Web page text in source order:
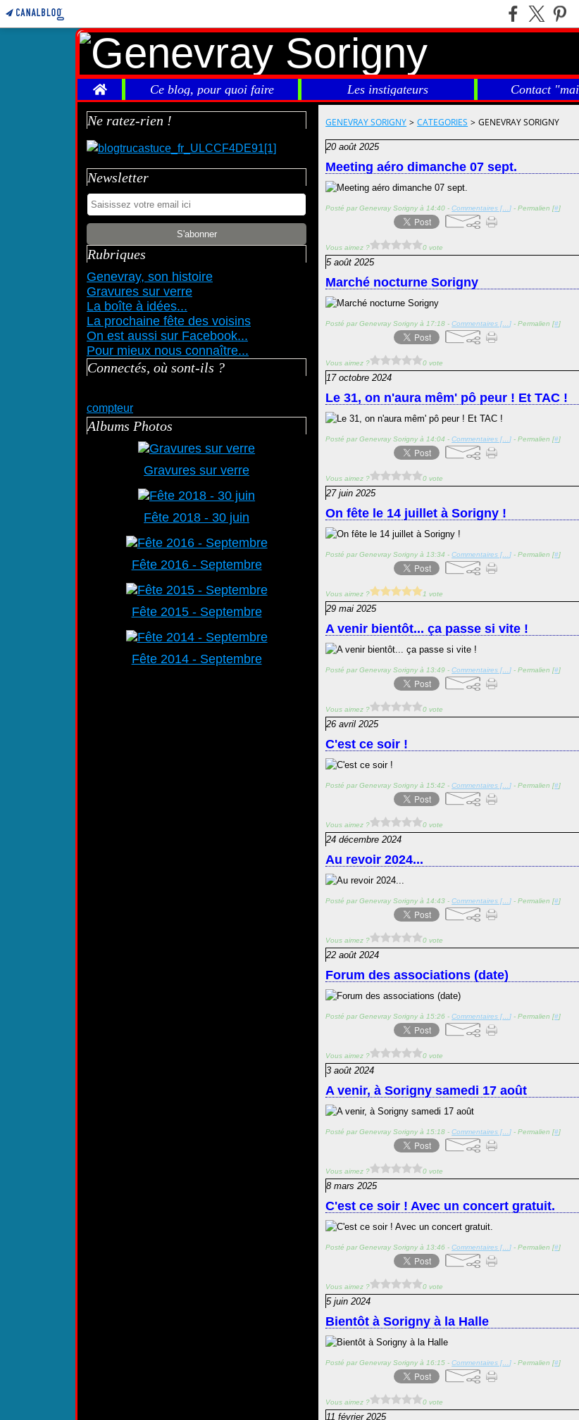
Home Ce blog, pour quoi faire Les instigateurs Contact
Ne ratez-rien !
Newsletter
Rubriques
Genevray, son histoire
Gravures sur verre
La boîte à idées...
La prochaine fête des voisins
On est aussi sur Facebook...
Pour mieux nous connaître...
Connectés, où sont-ils ?
compteur
Albums Photos
Gravures sur verre
Fête 2018 - 30 juin
Fête 2016 - Septembre
Fête 2015 - Septembre
Fête 2014 - Septembre
GENEVRAY SORIGNY > CATEGORIES > GENEVRAY SORIGNY
20 août 2025
Meeting aéro dimanche 07 sept.
Posté par Genevray Sorigny à 14:40 -Commentaires [… ] - Permalien [#]
Vous aimez ? 0 vote
5 août 2025
Marché nocturne Sorigny
Posté par Genevray Sorigny à 17:18 -Commentaires [… ] - Permalien [#]
Vous aimez ? 0 vote
17 octobre 2024
Le 31, on n'aura mêm' pô peur ! Et TAC !
Posté par Genevray Sorigny à 14:04 -Commentaires [… ] - Permalien [#]
Vous aimez ? 0 vote
27 juin 2025
On fête le 14 juillet à Sorigny !
Posté par Genevray Sorigny à 13:34 -Commentaires [… ] - Permalien [#]
Vous aimez ? 1 vote
29 mai 2025
A venir bientôt... ça passe si vite !
Posté par Genevray Sorigny à 13:49 -Commentaires [… ] - Permalien [#]
Vous aimez ? 0 vote
26 avril 2025
C'est ce soir !
Posté par Genevray Sorigny à 15:42 -Commentaires [… ] - Permalien [#]
Vous aimez ? 0 vote
24 décembre 2024
Au revoir 2024...
Posté par Genevray Sorigny à 14:43 -Commentaires [… ] - Permalien [#]
Vous aimez ? 0 vote
22 août 2024
Forum des associations (date)
Posté par Genevray Sorigny à 15:26 -Commentaires [… ] - Permalien [#]
Vous aimez ? 0 vote
3 août 2024
A venir, à Sorigny samedi 17 août
Posté par Genevray Sorigny à 15:18 -Commentaires [… ] - Permalien [#]
Vous aimez ? 0 vote
8 mars 2025
C'est ce soir ! Avec un concert gratuit.
Posté par Genevray Sorigny à 13:46 -Commentaires [… ] - Permalien [#]
Vous aimez ? 0 vote
5 juin 2024
Bientôt à Sorigny à la Halle
Posté par Genevray Sorigny à 16:15 -Commentaires [… ] - Permalien [#]
Vous aimez ? 0 vote
11 février 2025